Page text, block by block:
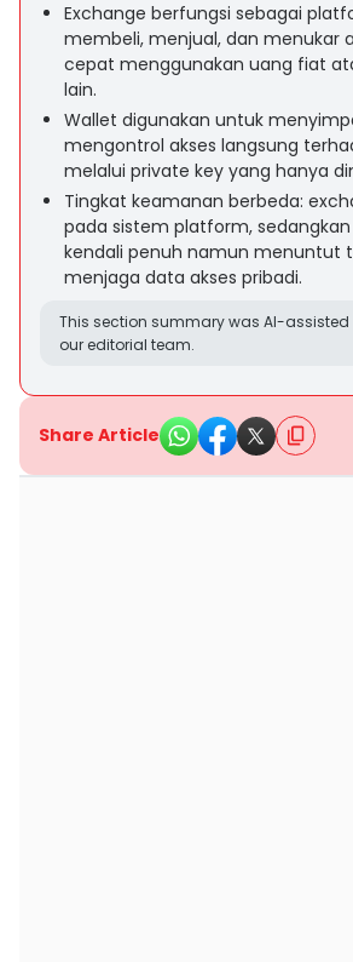
Exchange berfungsi sebagai
membeli, menjual, dan menukar
cepat menggunakan uang fiat
lain.
Wallet digunakan untuk
mengontrol akses langsung
melalui private key yang hanya
Tingkat keamanan berbeda:
pada sistem platform,
kendali penuh namun menuntut
menjaga data akses pribadi.
This section summary was AI-
our editorial team.
Share Article